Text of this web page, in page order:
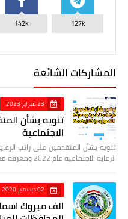
127k
142k
المشاركات الشائعة
23 فبراير 2023
تنويه بشأن
الاجتماعية
تنويه بشأن المتقدمين على راتب
الرعاية الاجتماعية عام 2022 ومعرفة معلوما…
02 ديسمبر 2020
الف مبروك